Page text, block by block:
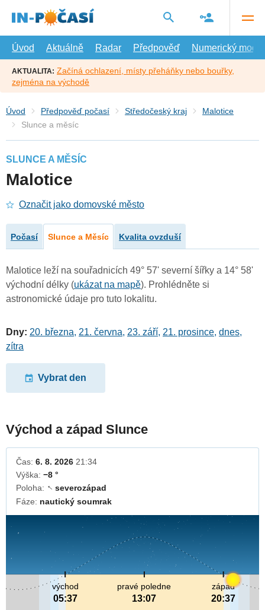
hlavní
Úvod
Aktuálně Radar Předpověď Numerický model
AKTUALITA: Začíná ochlazení, místy přeháňky nebo bouřky,
zejména na východě
Úvod Předpověď počasí Středočeský kraj
Malotice
Slunce a měsíc
SLUNCE A MĚSÍC
Malotice
Označit jako domovské město
Počasí Slunce a Měsíc Kvalita ovzduší
Malotice leží na souřadnicích 49° 57' severní šířky a 14° 58'
východní délky (ukázat na mapě). Prohlédněte si
astronomické údaje pro tuto lokalitu.
Dny: 20. března, 21. června, 23. září, 21. prosince, dnes,
zítra
Vybrat den
Východ a západ Slunce
Čas: 6. 8. 2026 21:34
Výška: −8 °
Poloha: ↓severozápad
Fáze: nautický soumrak
pravé poledne
13:07
východ
05:37
západ
20:37